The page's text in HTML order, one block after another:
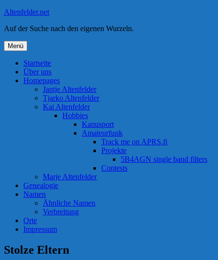
Zum
springen
Altenfelder.net
Auf der Suche nach den eigenen Wurzeln.
Menü
Startseite
Über uns
Homepages
Jantje Altenfelder
Tjarko Altenfelder
Kai Altenfelder
Hobbies
Kanusport
Amateurfunk
Track me on APRS.fi
Projekte
5B4AGN single band filters
Contests
Marje Altenfelder
Genealogie
Namen
Ähnliche Namen
Verbreitung
Orte
Impressum
Stolze Eltern